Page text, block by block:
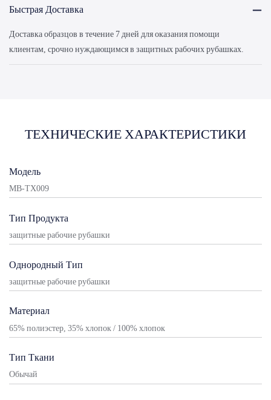
Быстрая Доставка
Доставка образцов в течение 7 дней для оказания помощи
клиентам, срочно нуждающимся в защитных рабочих рубашках.
ТЕХНИЧЕСКИЕ ХАРАКТЕРИСТИКИ
Модель
MB-TX009
Тип Продукта
защитные рабочие рубашки
Однородный Тип
защитные рабочие рубашки
Материал
65% полиэстер, 35% хлопок / 100% хлопок
Тип Ткани
Обычай